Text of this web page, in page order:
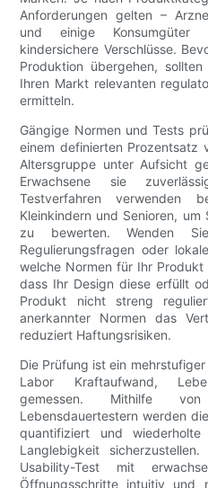
Anforderungen gelten –
und einige Konsumgüter
kindersichere Verschlüsse.
Produktion übergehen,
Ihren Markt relevanten
ermitteln.
Gängige Normen und Tests
einem definierten Prozentsatz
Altersgruppe unter Aufsicht
Erwachsene sie
Testverfahren verwenden
Kleinkindern und Senioren,
zu bewerten. Wenden
Regulierungsfragen oder
welche Normen für Ihr
dass Ihr Design diese erfüllt
Produkt nicht streng
anerkannter Normen das
reduziert Haftungsrisiken.
Die Prüfung ist ein
Labor Kraftaufwand,
gemessen. Mithilfe
Lebensdauertestern werden
quantifiziert und
Langlebigkeit
Usability-Test mit
Öffnungsschritte intuitiv und